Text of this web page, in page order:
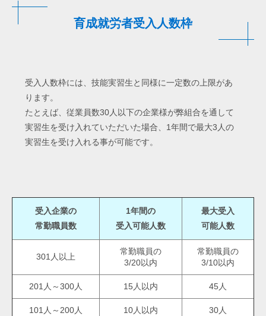
育成就労者受入人数枠
受入人数枠には、技能実習生と同様に一定数の上限があ
ります。
たとえば、従業員数30人以下の企業様が弊組合を通して
実習生を受け入れていただいた場合、1年間で最大3人の
実習生を受け入れる事が可能です。
受入企業の
常勤職員数
1年間の
受入可能人数
最大受入
可能人数
301人以上
常勤職員の
3/20以内
常勤職員の
3/10以内
201人～300人 15人以内 45人
101人～200人 10人以内 30人